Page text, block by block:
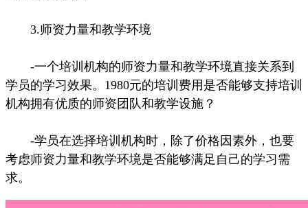
3.师资力量和教学环境
-一个培训机构的师资力量和教学环境直接关系到
学员的学习效果。1980元的培训费用是否能够支持培训
机构拥有优质的师资团队和教学设施？
-学员在选择培训机构时，除了价格因素外，也要
考虑师资力量和教学环境是否能够满足自己的学习需
求。